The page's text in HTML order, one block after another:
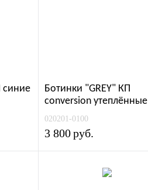
синие
Ботинки "GREY" КП
conversion утеплённые
020201-0100
3 800руб.